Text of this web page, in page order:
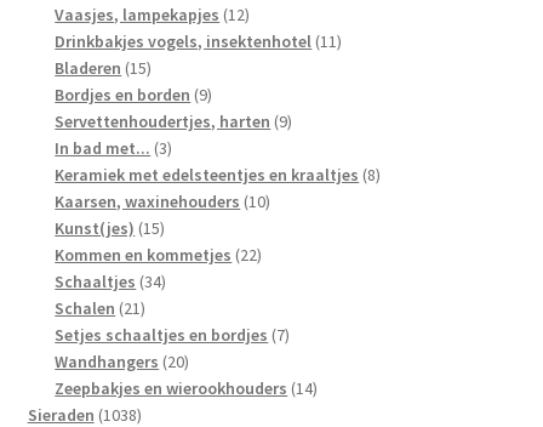
producten
Vaasjes, lampekapjes 1212
producten
Drinkbakjes vogels, insektenhotel 1111
Bladeren 1515
producten
Bordjes en borden 99
producten
Servettenhoudertjes, harten 99
In bad met... 33
producten
Keramiek met edelsteentjes en kraaltjes 88
Kaarsen, waxinehouders 1010
Kunst(jes) 1515
producten
Kommen en kommetjes 2222
Schaaltjes 3434
Schalen 2121
producten
Setjes schaaltjes en bordjes 77
Wandhangers 2020
producten
Zeepbakjes en wierookhouders 1414
Sieraden 10381038